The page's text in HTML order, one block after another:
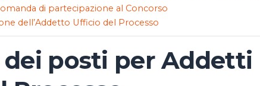
di partecipazione al Concorso
dell’Addetto Ufficio del Processo
posti per Addetti